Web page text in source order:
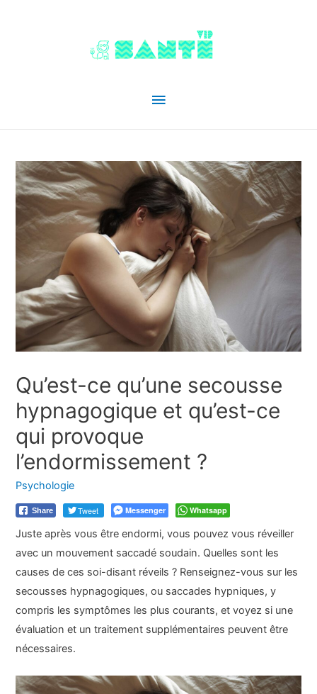
Menu
Qu’est-ce qu’une secousse
hypnagogique et qu’est-ce
qui provoque
l’endormissement ?
Psychologie
Share Tweet Messenger Whatsapp
Juste après vous être endormi, vous pouvez vous réveiller
avec un mouvement saccadé soudain. Quelles sont les
causes de ces soi-disant réveils ? Renseignez-vous sur les
secousses hypnagogiques, ou saccades hypniques, y
compris les symptômes les plus courants, et voyez si une
évaluation et un traitement supplémentaires peuvent être
nécessaires.